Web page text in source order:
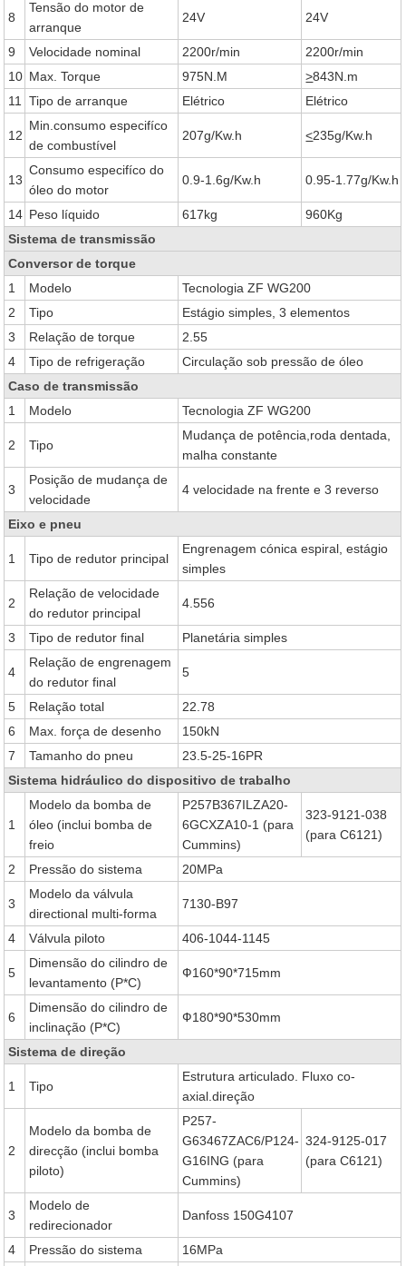
8
Tensão do motor de
arranque
24V 24V
9 Velocidade nominal 2200r/min
2200r/min
10 Max. Torque 975N.M >843N.m
11
Tipo de arranque Elétrico Elétrico
12
Min.consumo especifíco
de combustível
207g/Kw.h <235g/Kw.h
13
Consumo especifíco do
óleo do motor
0.9-1.6g/Kw.h 0.95-1.77g/Kw.h
14 Peso líquido 617kg
960Kg
Sistema de transmissão
Conversor de torque
1
Modelo
Tecnologia ZF WG200
2
Tipo
Estágio simples, 3 elementos
3
Relação de torque
2.55
4
Tipo de refrigeração
Circulação sob pressão de óleo
Caso de transmissão
1
Modelo Tecnologia ZF WG200
2 Tipo
Mudança de potência,roda dentada,
malha constante
3
Posição de mudança de
velocidade
4 velocidade na frente e 3 reverso
Eixo e pneu
1 Tipo de redutor principal
Engrenagem cónica espiral, estágio
simples
2
Relação de velocidade
do redutor principal
4.556
3 Tipo de redutor final Planetária simples
4
Relação de engrenagem
do redutor final
5
5 Relação total
22.78
6
Max. força de desenho
150kN
7
Tamanho do pneu
23.5-25-16PR
Sistema hidráulico do dispositivo de trabalho
1
Modelo da bomba de
óleo (inclui bomba de
freio
P257B367ILZA20-
6GCXZA10-1 (para
Cummins)
323-9121-038
(para C6121)
2 Pressão do sistema 20MPa
3
Modelo da válvula
directional multi-forma
7130-B97
4 Válvula piloto 406-1044-1145
5
Dimensão do cilindro de
levantamento (P*C)
Ф160*90*715mm
6
Dimensão do cilindro de
inclinação (P*C)
Ф180*90*530mm
Sistema de direção
1 Tipo
Estrutura articulado. Fluxo co-
axial.direção
2
Modelo da bomba de
direcção (inclui bomba
piloto)
P257-
G63467ZAC6/P124-
G16ING (para
Cummins)
324-9125-017
(para C6121)
3
Modelo de
redirecionador
Danfoss 150G4107
4 Pressão do sistema 16MPa